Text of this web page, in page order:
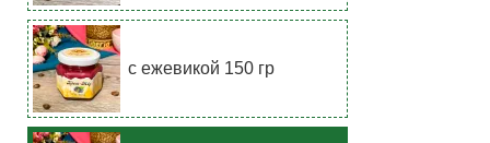
с ежевикой 150 гр